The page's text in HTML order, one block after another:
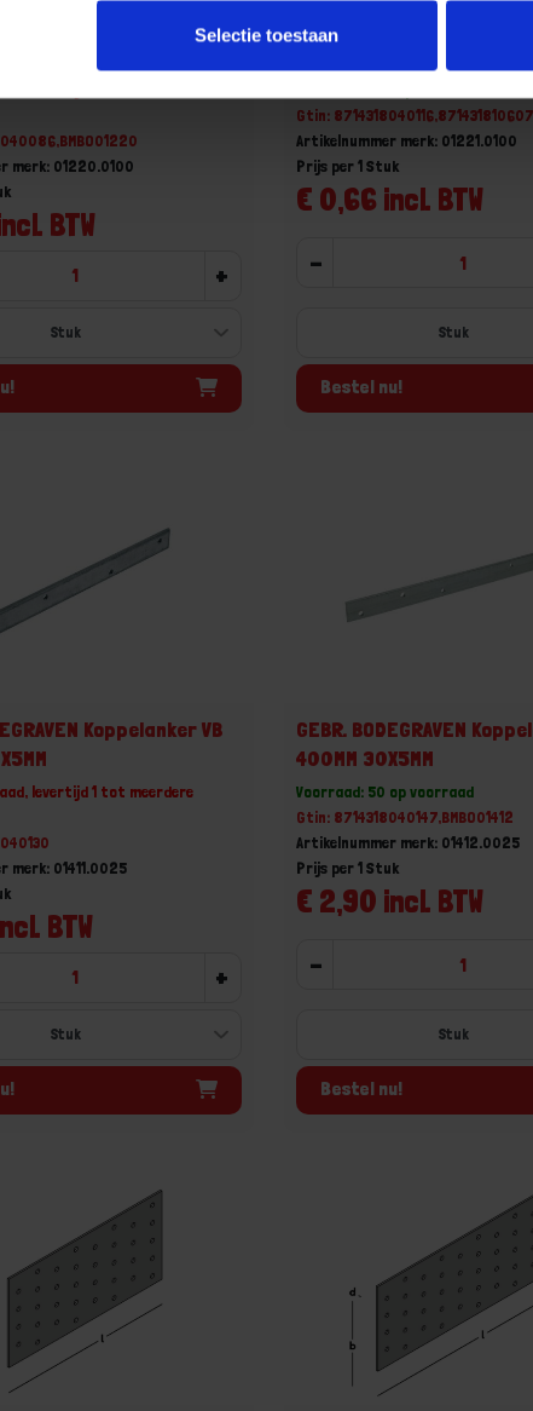
Selectie toestaan
Koppelanker SV
merk: 01220.0100
BTW
+
GEBR. BODEGRAVEN
Gtin:
Artikelnummer merk: 01221.0100
€ 0,66 incl. BTW
Prijs per 1 Stuk
-
Bestel nu!
Koppelanker VB
levertijd 1 tot meerdere
merk: 01411.0025
BTW
+
GEBR. BODEGRAVEN
400MM 30X5MM
Voorraad: 50 op voorraad
Gtin: 8714318040147,BMBO01412
Artikelnummer merk: 01412.0025
€ 2,90 incl. BTW
Prijs per 1 Stuk
-
Bestel nu!